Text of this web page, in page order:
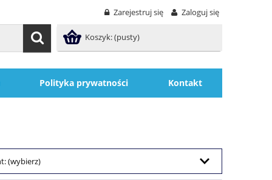
Zarejestruj się Zaloguj się
Koszyk:(pusty)
Polityka prywatności Kontakt
(wybierz)